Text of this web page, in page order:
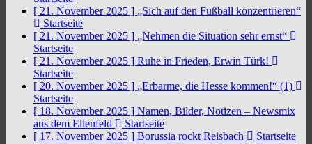
[ 21. November 2025 ] „Sich auf den Fußball konzentrieren“
Startseite
[ 21. November 2025 ] „Nehmen die Situation sehr ernst“
Startseite
[ 21. November 2025 ] Ruhe in Frieden, Erwin Türk!
Startseite
[ 20. November 2025 ] „Erbarme, die Hesse kommen!“ (1)
Startseite
[ 18. November 2025 ] Namen, Bilder, Notizen – Newsmix
aus dem Ellenfeld
Startseite
[ 17. November 2025 ] Borussia rockt Reisbach
Startseite